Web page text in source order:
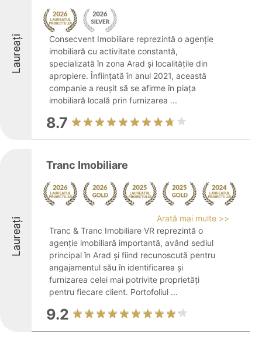
Laureați
Consecvent Imobiliare reprezintă o agenție
imobiliară cu activitate constantă,
specializată în zona Arad și localitățile din
apropiere. Înființată în anul 2021, această
companie a reușit să se afirme în piața
imobiliară locală prin furnizarea ...
8.7
Laureați
Tranc Imobiliare
Arată mai multe >>
Tranc & Tranc Imobiliare VR reprezintă o
agenție imobiliară importantă, având sediul
principal în Arad și fiind recunoscută pentru
angajamentul său în identificarea și
furnizarea celei mai potrivite proprietăți
pentru fiecare client. Portofoliul ...
9.2